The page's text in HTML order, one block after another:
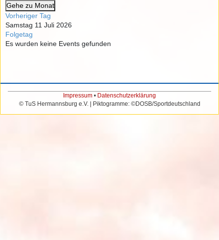
Gehe zu Monat
Vorheriger Tag
Samstag 11 Juli 2026
Folgetag
Es wurden keine Events gefunden
Impressum • Datenschutzerklärung
© TuS Hermannsburg e.V. | Piktogramme: ©DOSB/Sportdeutschland